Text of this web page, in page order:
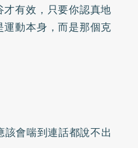
有效，只要你認真地
動本身，而是那個克
會喘到連話都說不出